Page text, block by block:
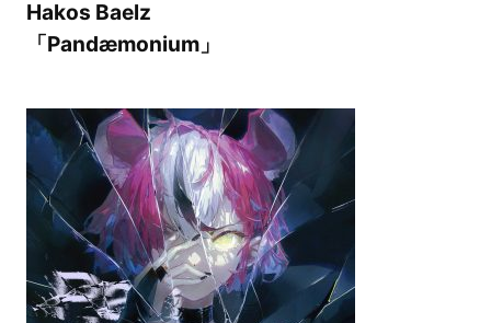
Hakos Baelz
「Pandæmonium」